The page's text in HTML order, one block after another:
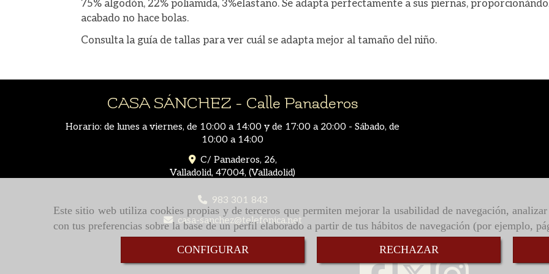
Este sitio web utiliza cookies propias y de terceros que permiten mejorar la usabilidad de navegación,
con tus preferencias sobre la base de un perfil elaborado a partir de tus hábitos de navegación (por ejemplo,
CONFIGURAR
RECHAZAR
6
8
10
14
Rojo 550
75% algodón, 22% poliamida, 3%elastano. Se adapta perfectamente a sus piernas,
acabado no hace bolas.
Consulta la guía de tallas para ver cuál se adapta mejor al tamaño del niño.
CASA SÁNCHEZ - Calle Panaderos
Horario: de lunes a viernes, de 10:00 a 14:00 y de 17:00 a 20:00 - Sábado, de
10:00 a 14:00
C/ Panaderos, 26,
Valladolid, 47004, (Valladolid)
983 301 843
casa-sanchez
telefonica.net